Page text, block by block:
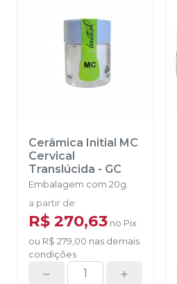
Cerâmica Initial MC
Cervical
Translúcida - GC
Embalagem com 20g.
a partir de:
R$ 270,63 no Pix
ou R$ 279,00 nas demais
condições